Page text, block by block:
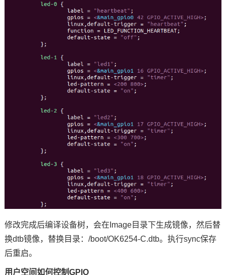
修改完成后编译设备树，会在Image目录下生成镜像，然后替
换dtb镜像，替换目录：/boot/OK6254-C.dtb。执行sync保存
后重启。
用户空间如何控制GPIO